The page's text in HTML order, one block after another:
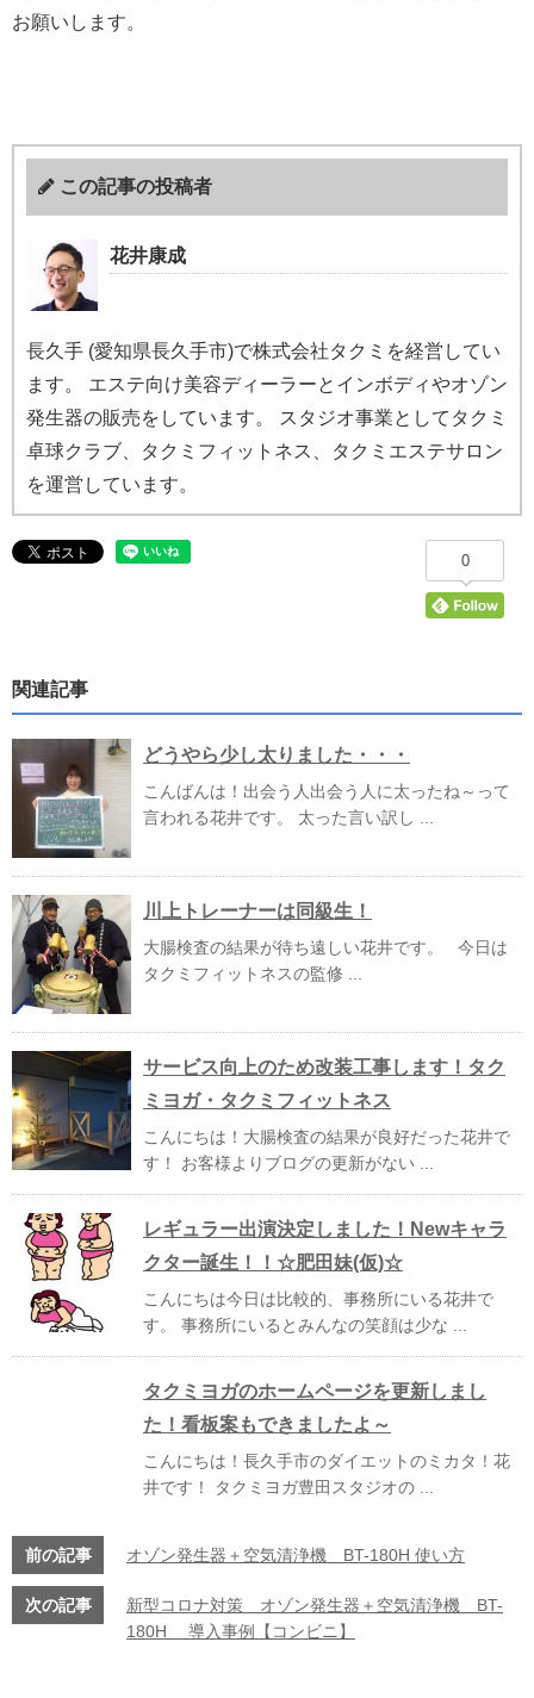
お願いします。
この記事の投稿者
花井康成
長久手 (愛知県長久手市)で株式会社タクミを経営してい
ます。 エステ向け美容ディーラーとインボディやオゾン
発生器の販売をしています。 スタジオ事業としてタクミ
卓球クラブ、タクミフィットネス、タクミエステサロン
を運営しています。
0
関連記事
どうやら少し太りました・・・
こんばんは！出会う人出会う人に太ったね～って
言われる花井です。 太った言い訳し ...
川上トレーナーは同級生！
大腸検査の結果が待ち遠しい花井です。 今日は
タクミフィットネスの監修 ...
サービス向上のため改装工事します！タク
ミヨガ・タクミフィットネス
こんにちは！大腸検査の結果が良好だった花井で
す！ お客様よりブログの更新がない ...
レギュラー出演決定しました！Newキャラ
クター誕生！！☆肥田妹(仮)☆
こんにちは今日は比較的、事務所にいる花井で
す。 事務所にいるとみんなの笑顔は少な ...
タクミヨガのホームページを更新しまし
た！看板案もできましたよ～
こんにちは！長久手市のダイエットのミカタ！花
井です！ タクミヨガ豊田スタジオの ...
前の記事 オゾン発生器＋空気清浄機 BT-180H 使い方
次の記事
新型コロナ対策 オゾン発生器＋空気清浄機 BT-
180H 導入事例【コンビニ】